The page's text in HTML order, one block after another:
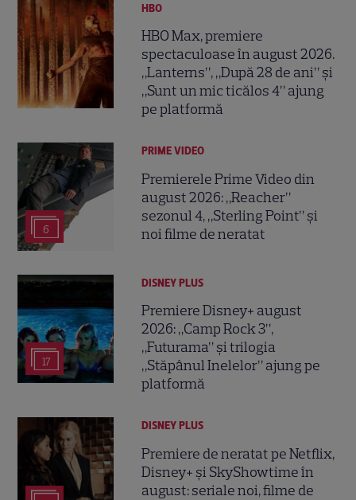
HBO
HBO Max, premiere
spectaculoase în august 2026.
„Lanterns”, „După 28 de ani” și
„Sunt un mic ticălos 4” ajung
pe platformă
6
PRIME VIDEO
Premierele Prime Video din
august 2026: „Reacher”
sezonul 4, „Sterling Point” și
noi filme de neratat
17
DISNEY PLUS
Premiere Disney+ august
2026: „Camp Rock 3”,
„Futurama” și trilogia
„Stăpânul Inelelor” ajung pe
platformă
DISNEY PLUS
Premiere de neratat pe Netflix,
Disney+ și SkyShowtime în
august: seriale noi, filme de